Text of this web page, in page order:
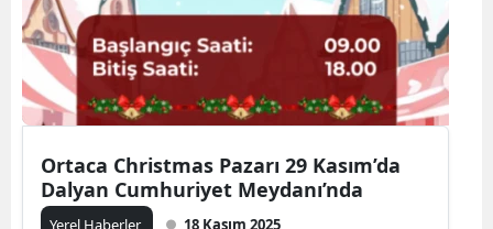
Ortaca Christmas Pazarı 29 Kasım’da
Dalyan Cumhuriyet Meydanı’nda
Yerel Haberler 18 Kasım 2025